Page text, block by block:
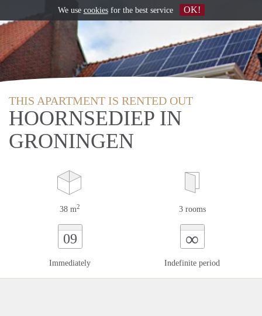
THIS APARTMENT IS RENTED OUT
HOORNSEDIEP IN
GRONINGEN
38 m2 3 rooms
09
Immediately
∞
Indefinite period
We use cookiesfor the best service OK!